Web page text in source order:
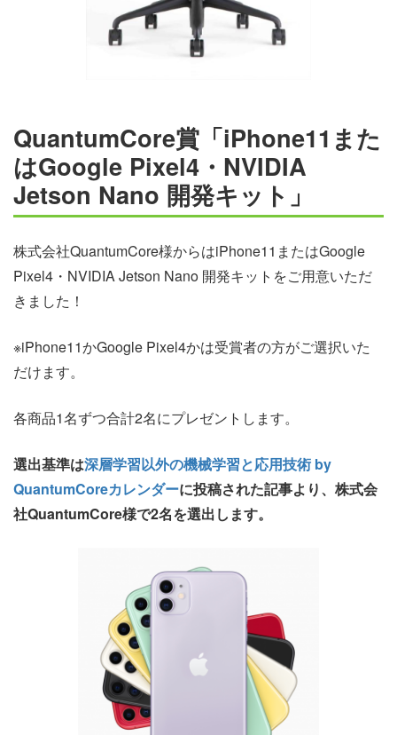
QuantumCore賞「iPhone11また
はGoogle Pixel4・NVIDIA
Jetson Nano 開発キット」
株式会社QuantumCore様からはiPhone11またはGoogle
Pixel4・NVIDIA Jetson Nano 開発キットをご用意いただ
きました！
※iPhone11かGoogle Pixel4かは受賞者の方がご選択いた
だけます。
各商品1名ずつ合計2名にプレゼントします。
選出基準は深層学習以外の機械学習と応用技術 by
QuantumCoreカレンダーに投稿された記事より、株式会
社QuantumCore様で2名を選出します。